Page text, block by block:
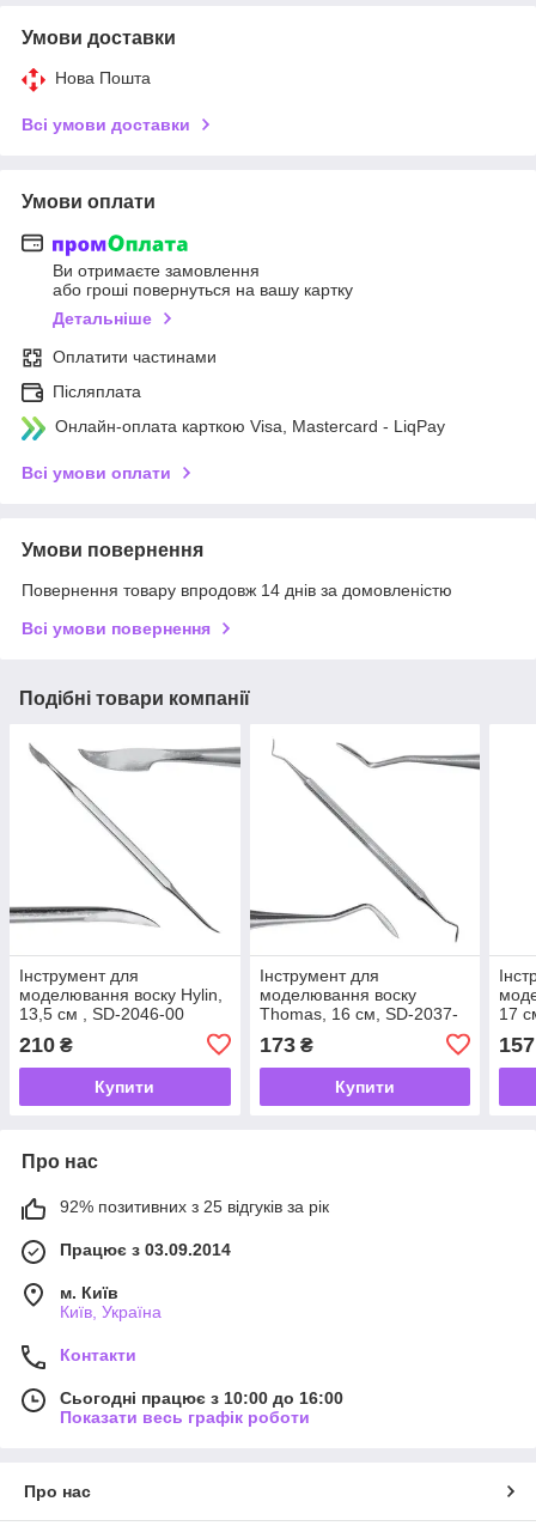
Умови доставки
Нова Пошта
Всі умови доставки
Умови оплати
Ви отримаєте замовлення
або гроші повернуться на вашу картку
Детальніше
Оплатити частинами
Післяплата
Онлайн-оплата карткою Visa, Mastercard - LiqPay
Всі умови оплати
Умови повернення
Повернення товару впродовж 14 днів за домовленістю
Всі умови повернення
Подібні товари компанії
Інструмент для
моделювання воску Hylin,
13,5 см , SD-2046-00
210 ₴
Купити
Інструмент для
моделювання воску
Thomas, 16 см, SD-2037-
173₴
Купити
17
157
Про нас
92% позитивних з 25 відгуків за рік
Працює з 03.09.2014
м. Київ
Київ, Україна
Контакти
Сьогодні працює з 10:00 до 16:00
Показати весь графік роботи
Про нас